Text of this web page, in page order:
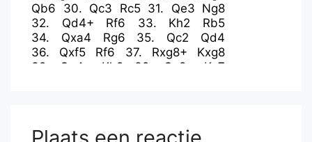
Qb6
30. Qc3 Rc5 31. Qe3 Ng8
32. Qd4+ Rf6 33. Kh2
Rb5
34. Qxa4 Rg6 35. Qc2
Qd4
36. Qxf5 Rf6 37. Rxg8+
Kxg8
38.
Qg4+ Kh8 39. Qc8+
Kg7